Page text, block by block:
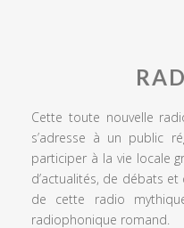
Cette toute nouvelle
s’adresse à un public
participer à la vie locale
d’actualités, de débats
de cette radio
radiophonique romand.